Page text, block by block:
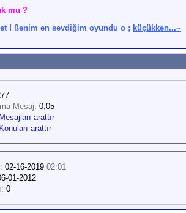
mu ?
! ßenim en sevdiğim oyundu o ; küçükken...~
Mesaj: 0,05
arattır
arattır
02-16-2019 02:01
01-2012
0